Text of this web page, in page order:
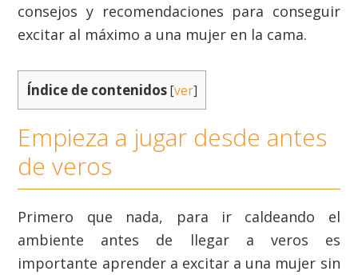
consejos y recomendaciones para conseguir
excitar al máximo a una mujer en la cama.
Índice de contenidos [ver]
Empieza a jugar desde antes
de veros
Primero que nada, para ir caldeando el
ambiente antes de llegar a veros es
importante aprender a excitar a una mujer sin